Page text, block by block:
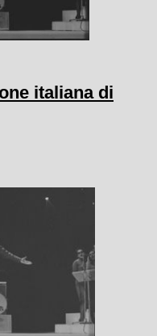
italiana di